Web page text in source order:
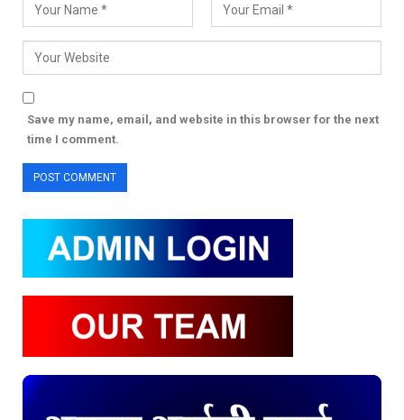
Save my name, email, and website in this browser for the next
time I comment.